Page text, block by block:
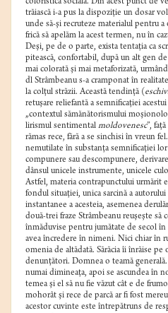
coloristică socială. Din acest punct de
trăiască i-a pus la dispoziţie un dosar
unde să-şi recruteze materialul pentru a
frică să apelăm la acest termen, nu în
Deşi, pe de o parte, exista tentaţia ca
pitească, confortabil, după un alt gen
mai colorată şi mai metaforizată,
dl Strâmbeanu s-a cramponat în
la colţul străzii. Această tendinţă (
retuşare reliefantă a semnificaţiei
„contextul sămănătorismului
lirismul sentimental moldovenesc”,
rămas rece, fără a se sinchisi în vreun
nemutilate în substanţa semnificaţiei
compunere sau descompunere,
dânsul unicele instrumente, unicele
Astfel, materia contrapunctului urmărit
fondul situaţiei, unica sarcină a
instantanee a acesteia, asemenea
două-trei fraze Strâmbeanu reuşeşte să
înmăduvise pentru jumătate de secol
avea încredere în nimeni. Nici chiar în
omenia de altădată. Sărăcia îi înrăise pe
denunţători. Domnea o teamă generală.
numai dimineaţa, apoi se ascundea în
temea şi el să nu fie văzut cât e de
mohorât şi rece de parcă ar fi fost
acestor cuvinte este întrepătruns de